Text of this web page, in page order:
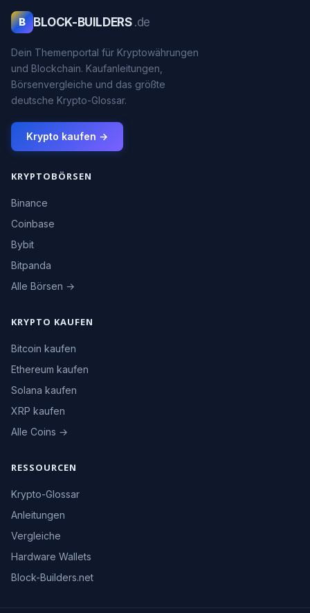
B BLOCK-BUILDERS .de
Dein Themenportal für Kryptowährungen
und Blockchain. Kaufanleitungen,
Börsenvergleiche und das größte
deutsche Krypto-Glossar.
Krypto kaufen →
KRYPTOBÖRSEN
Binance
Coinbase
Bybit
Bitpanda
Alle Börsen →
KRYPTO KAUFEN
Bitcoin kaufen
Ethereum kaufen
Solana kaufen
XRP kaufen
Alle Coins →
RESSOURCEN
Krypto-Glossar
Anleitungen
Vergleiche
Hardware Wallets
Block-Builders.net